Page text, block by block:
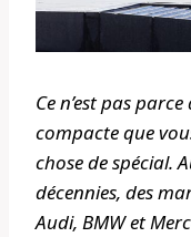
Ce n’est pas
compacte que
chose de spécial.
décennies, des
Audi, BMW et